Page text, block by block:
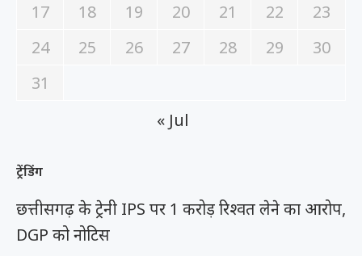
17
18 19 20 21 22
23
24
25 26 27 28 29
30
31
« Jul
ट्रेंडिंग
छत्तीसगढ़ के ट्रेनी IPS पर 1 करोड़ रिश्वत लेने का आरोप,
DGP को नोटिस